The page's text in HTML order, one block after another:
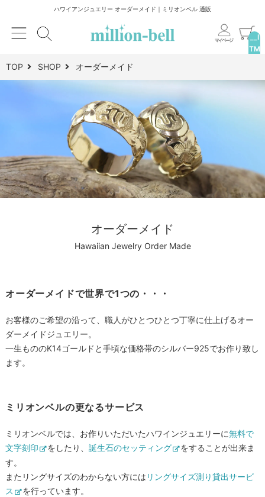
ハワイアンジュエリー オーダーメイド｜ミリオンベル 通販
__I
TM
__
TOP SHOP オーダーメイド
オーダーメイド
Hawaiian Jewelry Order Made
オーダーメイドで世界で1つの・・・
お客様のご希望の沿って、職人がひとつひとつ丁寧に仕上げるオー
ダーメイドジュエリー。
一生もののK14ゴールドと手頃な価格帯のシルバー925でお作り致し
ます。
ミリオンベルの更なるサービス
ミリオンベルでは、お作りいただいたハワインジュエリーに無料で
文字刻印
をしたり、 誕生石のセッティング
をすることが出来ま
す。
またリングサイズのわからない方には リングサイズ測り貸出サービ
ス
を行っています。